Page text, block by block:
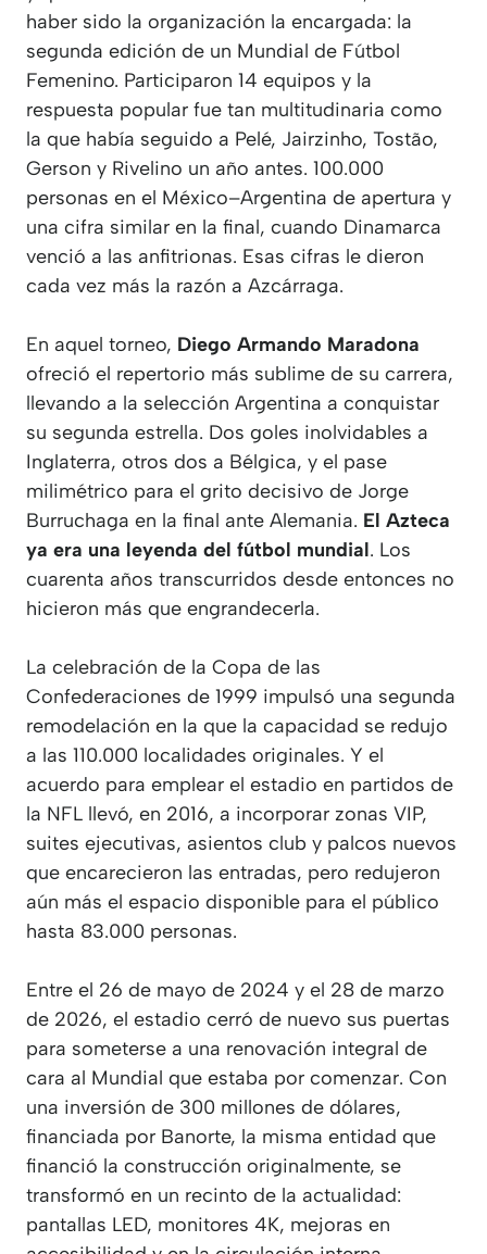
haber sido la organización la encargada: la
segunda edición de un Mundial de Fútbol
Femenino. Participaron 14 equipos y la
respuesta popular fue tan multitudinaria como
la que había seguido a Pelé, Jairzinho, Tostão,
Gerson y Rivelino un año antes. 100.000
personas en el México–Argentina de apertura y
una cifra similar en la final, cuando Dinamarca
venció a las anfitrionas. Esas cifras le dieron
cada vez más la razón a Azcárraga.
En aquel torneo, Diego Armando Maradona
ofreció el repertorio más sublime de su carrera,
llevando a la selección Argentina a conquistar
su segunda estrella. Dos goles inolvidables a
Inglaterra, otros dos a Bélgica, y el pase
milimétrico para el grito decisivo de Jorge
Burruchaga en la final ante Alemania. El Azteca
ya era una leyenda del fútbol mundial. Los
cuarenta años transcurridos desde entonces no
hicieron más que engrandecerla.
La celebración de la Copa de las
Confederaciones de 1999 impulsó una segunda
remodelación en la que la capacidad se redujo
a las 110.000 localidades originales. Y el
acuerdo para emplear el estadio en partidos de
la NFL llevó, en 2016, a incorporar zonas VIP,
suites ejecutivas, asientos club y palcos nuevos
que encarecieron las entradas, pero redujeron
aún más el espacio disponible para el público
hasta 83.000 personas.
Entre el 26 de mayo de 2024 y el 28 de marzo
de 2026, el estadio cerró de nuevo sus puertas
para someterse a una renovación integral de
cara al Mundial que estaba por comenzar. Con
una inversión de 300 millones de dólares,
financiada por Banorte, la misma entidad que
financió la construcción originalmente, se
transformó en un recinto de la actualidad:
pantallas LED, monitores 4K, mejoras en